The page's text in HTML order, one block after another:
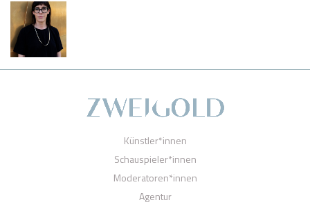
Künstler*innen
Schauspieler*innen
Moderatoren*innen
Agentur